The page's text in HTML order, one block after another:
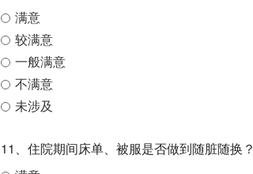
满意
较满意
一般满意
不满意
未涉及
11、住院期间床单、被服是否做到随脏随换？